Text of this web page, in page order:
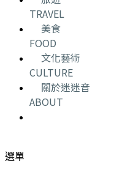
TRAVEL
美食
FOOD
文化藝術
CULTURE
關於迷迷音
ABOUT
選單